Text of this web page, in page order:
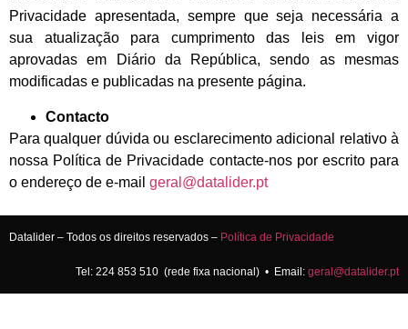
Privacidade apresentada, sempre que seja necessária a
sua atualização para cumprimento das leis em vigor
aprovadas em Diário da República, sendo as mesmas
modificadas e publicadas na presente página.
Contacto
Para qualquer dúvida ou esclarecimento adicional relativo à
nossa Política de Privacidade contacte-nos por escrito para
o endereço de e-mail geral@datalider.pt
Datalider – Todos os direitos reservados – Política de Privacidade
Tel: 224 853 510 (rede fixa nacional) • Email: geral@datalider.pt